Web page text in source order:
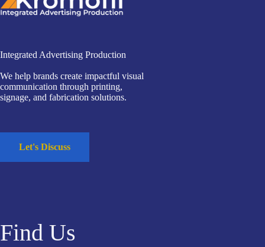
Integrated Advertising Production
We help brands create impactful visual
communication through printing,
signage, and fabrication solutions.
Let's Discuss
Find Us